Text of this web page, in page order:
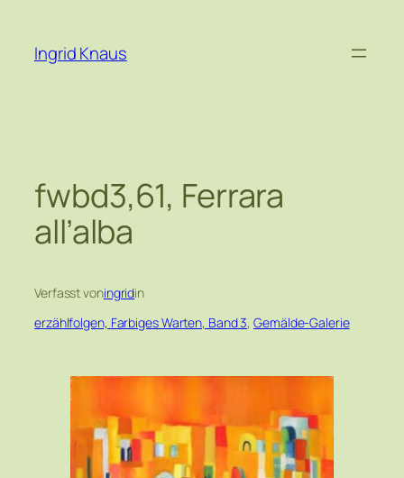
springen
Ingrid Knaus
fwbd3,61, Ferrara
all’alba
Verfasst voningridin
erzählfolgen, Farbiges Warten, Band 3, Gemälde-Galerie